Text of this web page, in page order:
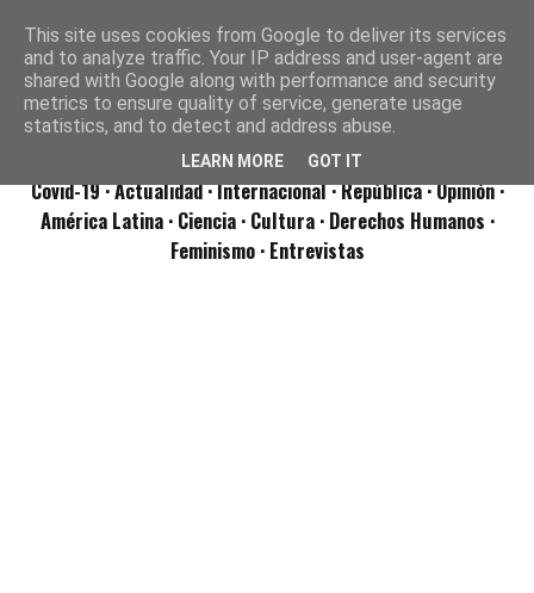
Covid-19· Actualidad· Internacional· República· Opinión·
América Latina · Ciencia · Cultura · Derechos Humanos ·
Feminismo · Entrevistas
This site uses cookies from Google to deliver its services
and to analyze traffic. Your IP address and user-agent are
shared with Google along with performance and security
metrics to ensure quality of service, generate usage
statistics, and to detect and address abuse.
LEARN MORE GOT IT